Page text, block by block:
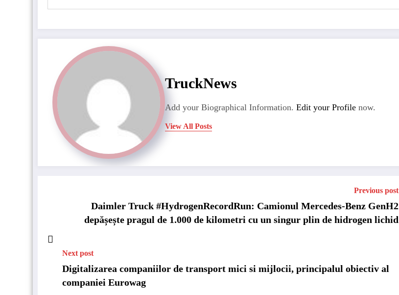
TruckNews
Add your Biographical Information. Edit your Profile now.
View All Posts
Previous post
Daimler Truck #HydrogenRecordRun: Camionul Mercedes-Benz GenH2
depășește pragul de 1.000 de kilometri cu un singur plin de hidrogen lichid
Next post
Digitalizarea companiilor de transport mici si mijlocii, principalul obiectiv al
companiei Eurowag